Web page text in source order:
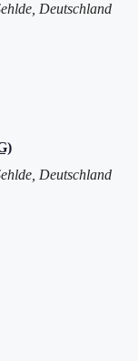
Deutschland
Deutschland